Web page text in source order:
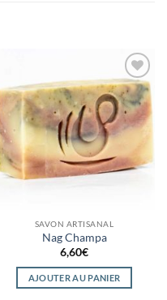
Ajouter
à la
wishlist
SAVON ARTISANAL
Nag Champa
6,60€
AJOUTER AU PANIER